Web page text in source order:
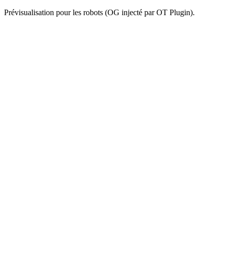
Prévisualisation pour les robots (OG injecté par OT Plugin).